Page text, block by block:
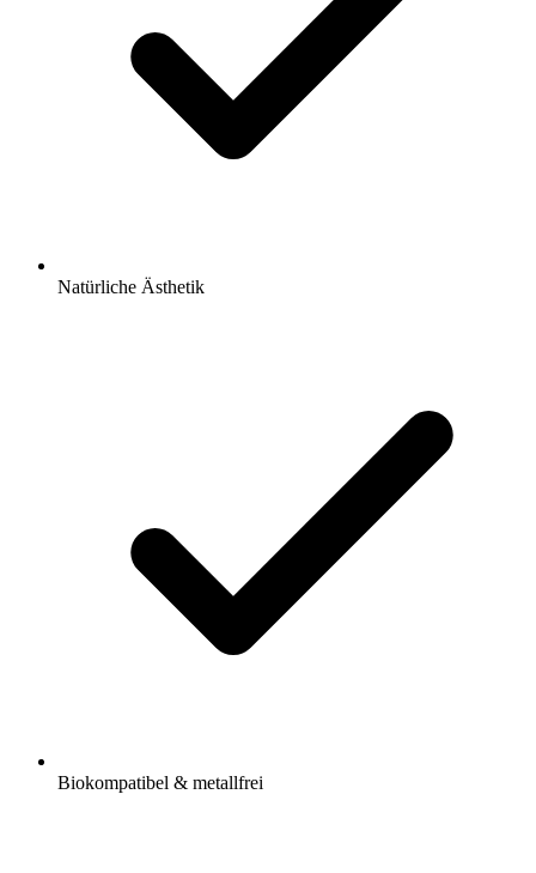
Natürliche Ästhetik
Biokompatibel & metallfrei